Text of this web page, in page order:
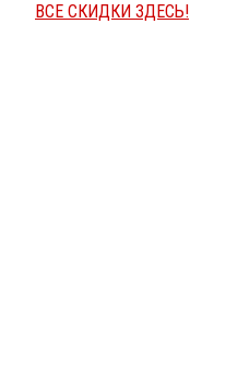
ВСЕ СКИДКИ ЗДЕСЬ!